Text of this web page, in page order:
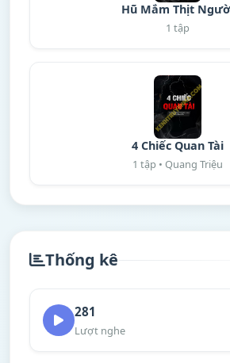
Hũ Mắm Thịt
1 tập
4 Chiếc Quan Tài
1 tập • Quang Triệu
Thống kê
281
Lượt nghe